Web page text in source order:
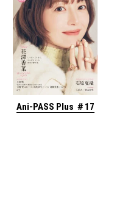
Ani-PASS Plus ＃17